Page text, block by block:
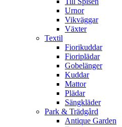
Urnor
Vikväggar
Växter
Textil
Fiorikuddar
Fioriplädar
Gobelänger
Kuddar
Mattor
Plädar
Sängkläder
Park & Trädgård
Antique Garden